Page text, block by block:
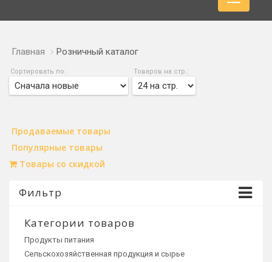
Главная Розничный каталог
Сортировать по: Товаров на стр.:
Продаваемые товары
Популярные товары
Товары со скидкой
Фильтр
Категории товаров
Продукты питания
Сельскохозяйственная продукция и сырье